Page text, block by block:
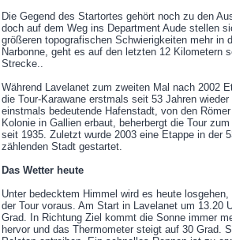
Die Gegend des Startortes gehört noch zu den
doch auf dem Weg ins Department Aude stellen
größeren topografischen Schwierigkeiten mehr in
Narbonne, geht es auf den letzten 12 Kilometern
Strecke..
Während Lavelanet zum zweiten Mal nach 2002
die Tour-Karawane erstmals seit 53 Jahren
einstmals bedeutende Hafenstadt, von den
Kolonie in Gallien erbaut, beherbergt die Tour
seit 1935. Zuletzt wurde 2003 eine Etappe in der
zählenden Stadt gestartet.
Das Wetter heute
Unter bedecktem Himmel wird es heute
der Tour voraus. Am Start in Lavelanet um 13.20
Grad. In Richtung Ziel kommt die Sonne immer
hervor und das Thermometer steigt auf 30 Grad.